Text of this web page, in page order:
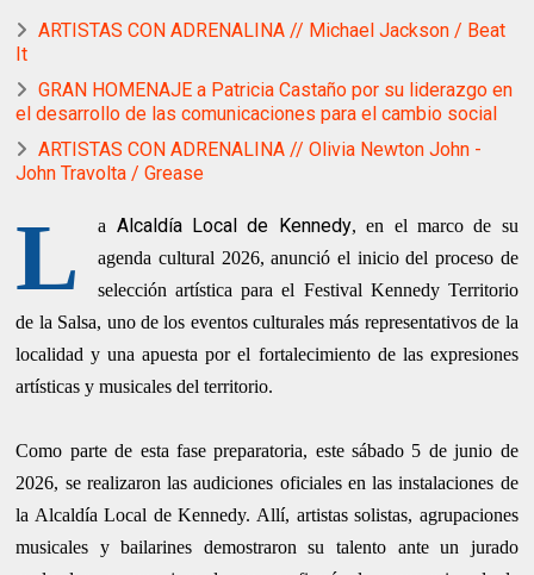
ARTISTAS CON ADRENALINA // Michael Jackson / Beat
It
GRAN HOMENAJE a Patricia Castaño por su liderazgo en
el desarrollo de las comunicaciones para el cambio social
ARTISTAS CON ADRENALINA // Olivia Newton John -
John Travolta / Grease
L a Alcaldía Local de Kennedy, en el marco de su
agenda cultural 2026, anunció el inicio del proceso de
selección artística para el Festival Kennedy Territorio
de la Salsa, uno de los eventos culturales más representativos de la
localidad y una apuesta por el fortalecimiento de las expresiones
artísticas y musicales del territorio.
Como parte de esta fase preparatoria, este sábado 5 de junio de
2026, se realizaron las audiciones oficiales en las instalaciones de
la Alcaldía Local de Kennedy. Allí, artistas solistas, agrupaciones
musicales y bailarines demostraron su talento ante un jurado